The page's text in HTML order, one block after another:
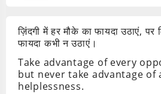
ज़िंदगी में हर मौके का फायदा उठाएं, पर
फायदा कभी न उठाएं।
Take advantage of every
but never take advantage of
helplessness.